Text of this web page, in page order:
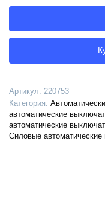
Артикул: 220753
Категория:
автоматические
автоматические
Силовые